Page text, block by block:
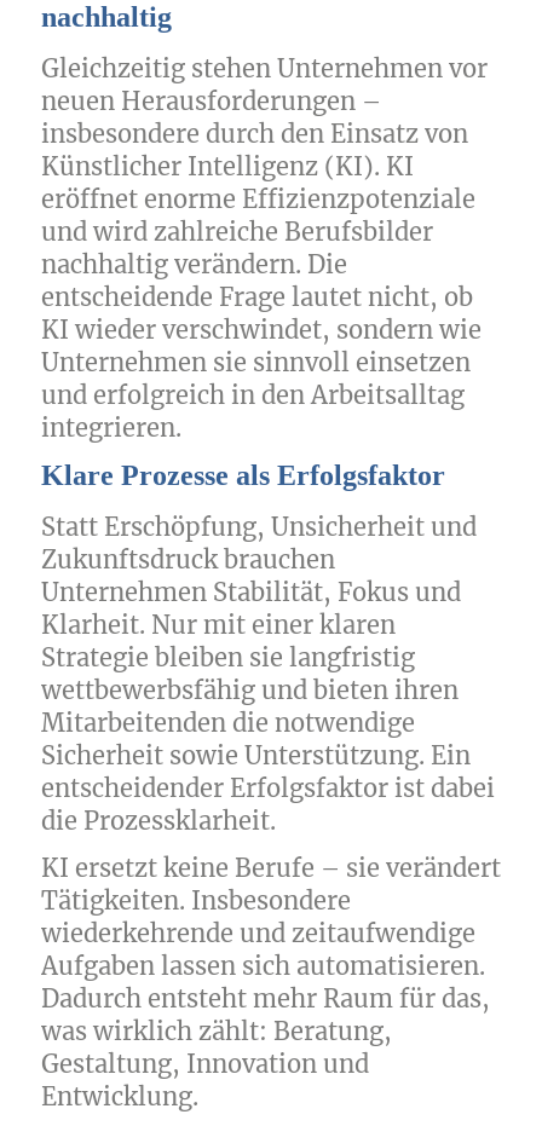
nachhaltig
Gleichzeitig stehen Unternehmen vor
neuen Herausforderungen –
insbesondere durch den Einsatz von
Künstlicher Intelligenz (KI). KI
eröffnet enorme Effizienzpotenziale
und wird zahlreiche Berufsbilder
nachhaltig verändern. Die
entscheidende Frage lautet nicht, ob
KI wieder verschwindet, sondern wie
Unternehmen sie sinnvoll einsetzen
und erfolgreich in den Arbeitsalltag
integrieren.
Klare Prozesse als Erfolgsfaktor
Statt Erschöpfung, Unsicherheit und
Zukunftsdruck brauchen
Unternehmen Stabilität, Fokus und
Klarheit. Nur mit einer klaren
Strategie bleiben sie langfristig
wettbewerbsfähig und bieten ihren
Mitarbeitenden die notwendige
Sicherheit sowie Unterstützung. Ein
entscheidender Erfolgsfaktor ist dabei
die Prozessklarheit.
KI ersetzt keine Berufe – sie verändert
Tätigkeiten. Insbesondere
wiederkehrende und zeitaufwendige
Aufgaben lassen sich automatisieren.
Dadurch entsteht mehr Raum für das,
was wirklich zählt: Beratung,
Gestaltung, Innovation und
Entwicklung.